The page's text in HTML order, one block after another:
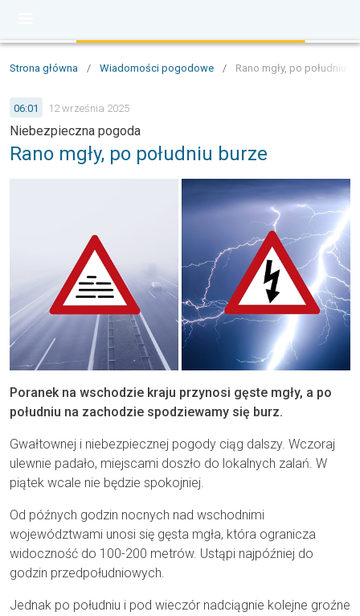
Strona główna / Wiadomości pogodowe / Rano mgły, po południu
06:01 12 września 2025
Niebezpieczna pogoda
Rano mgły, po południu burze
Poranek na wschodzie kraju przynosi gęste mgły, a po
południu na zachodzie spodziewamy się burz.
Gwałtownej i niebezpiecznej pogody ciąg dalszy. Wczoraj
ulewnie padało, miejscami doszło do lokalnych zalań. W
piątek wcale nie będzie spokojniej.
Od późnych godzin nocnych nad wschodnimi
województwami unosi się gęsta mgła, która ogranicza
widoczność do 100-200 metrów. Ustąpi najpóźniej do
godzin przedpołudniowych.
Jednak po południu i pod wieczór nadciągnie kolejne groźne